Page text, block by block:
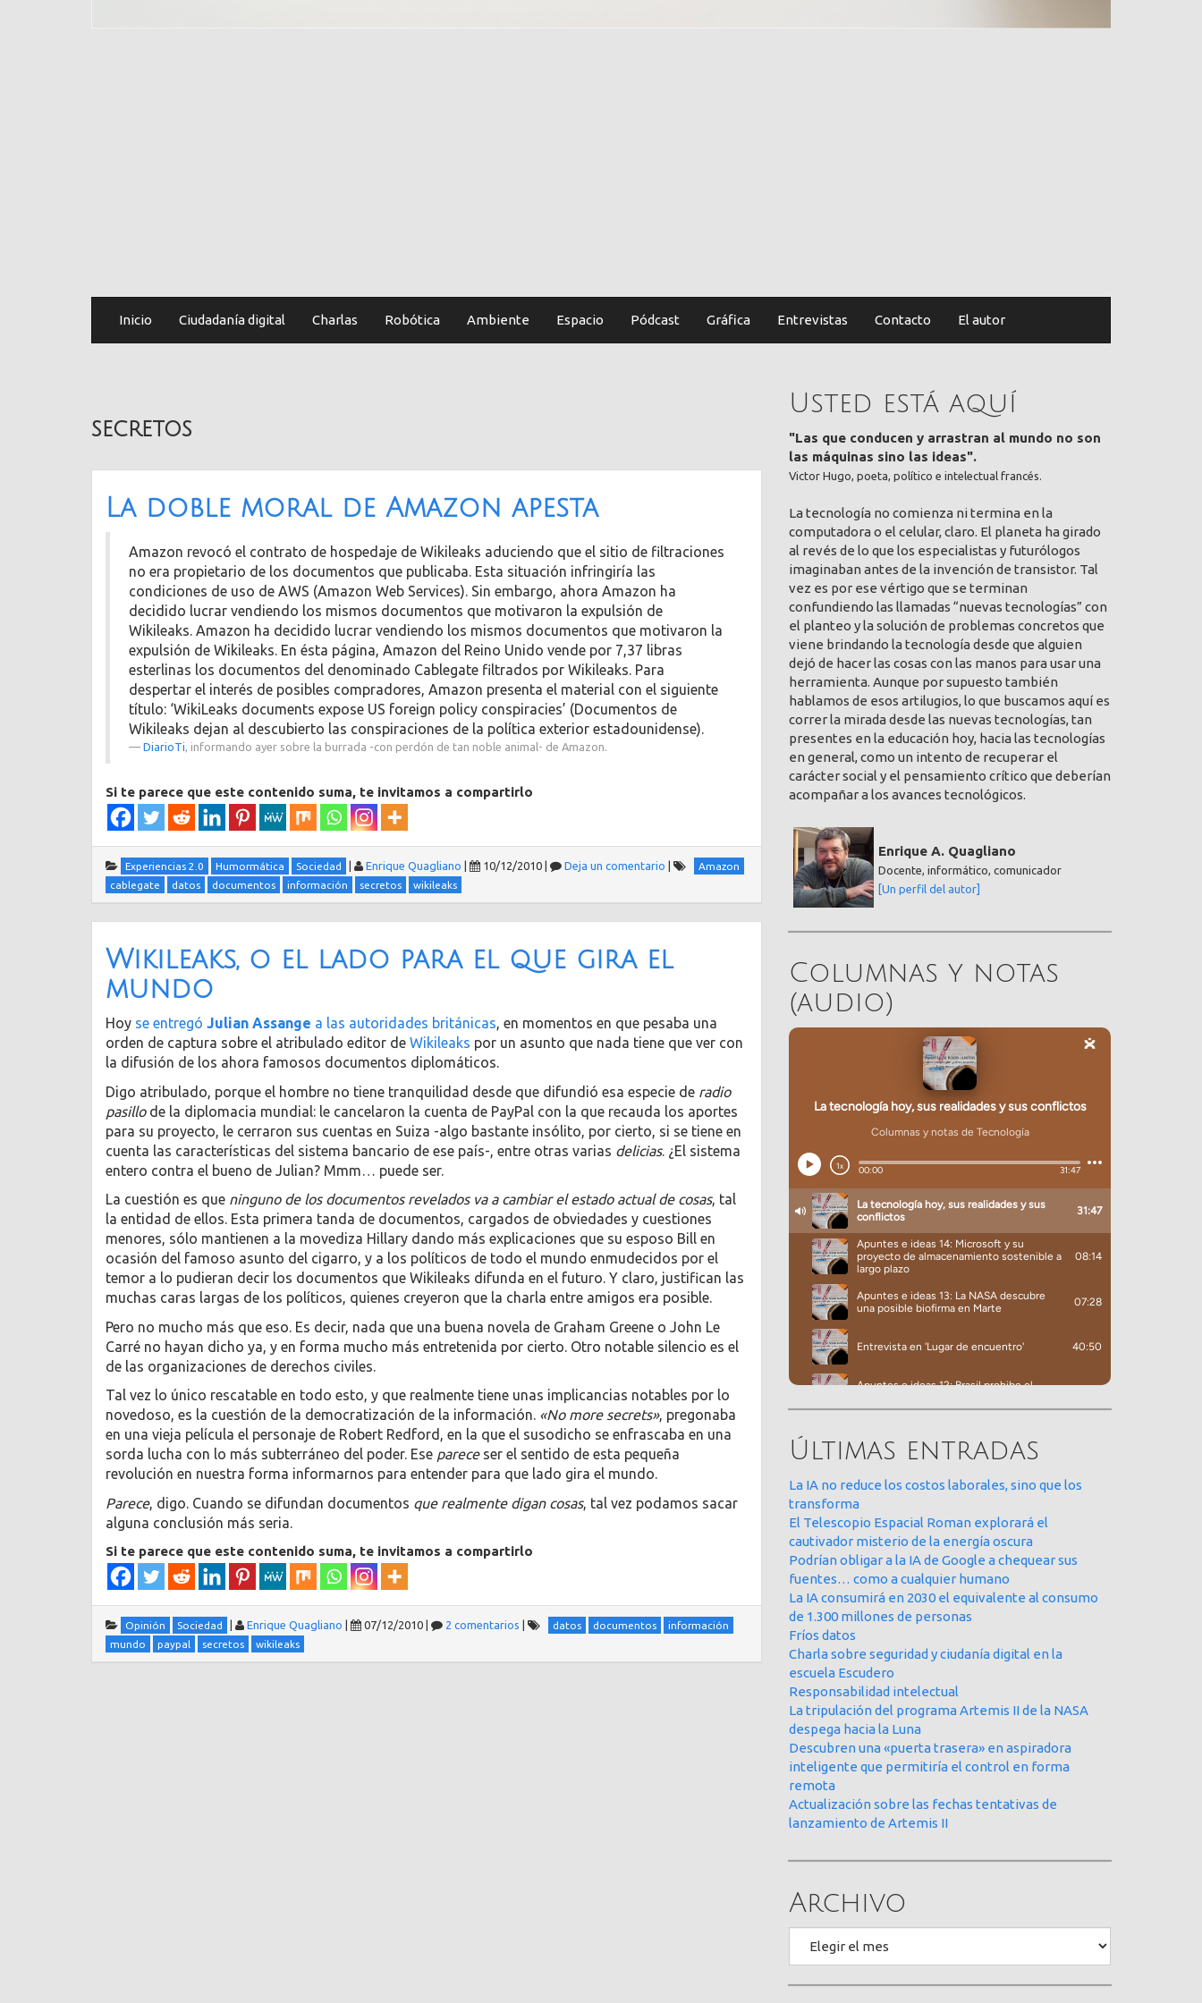
Inicio Ciudadanía digital Charlas Robótica Ambiente Espacio Pódcast Gráfica Entrevistas Contacto El autor
secretos
La doble moral de Amazon apesta
Amazon revocó el contrato de hospedaje de Wikileaks aduciendo que el sitio de filtraciones
no era propietario de los documentos que publicaba. Esta situación infringiría las
condiciones de uso de AWS (Amazon Web Services). Sin embargo, ahora Amazon ha
decidido lucrar vendiendo los mismos documentos que motivaron la expulsión de
Wikileaks. Amazon ha decidido lucrar vendiendo los mismos documentos que motivaron la
expulsión de Wikileaks. En ésta página, Amazon del Reino Unido vende por 7,37 libras
esterlinas los documentos del denominado Cablegate filtrados por Wikileaks. Para
despertar el interés de posibles compradores, Amazon presenta el material con el siguiente
título: ‘WikiLeaks documents expose US foreign policy conspiracies’ (Documentos de
Wikileaks dejan al descubierto las conspiraciones de la política exterior estadounidense).
DiarioTi , informando ayer sobre la burrada -con perdón de tan noble animal- de Amazon.
Si te parece que este contenido suma, te invitamos a compartirlo
Experiencias 2.0 Humormática Sociedad Enrique Quagliano 10/12/2010 Deja un comentario
Amazon
cablegate
datos documentos información secretos wikileaks
Wikileaks, o el lado para el que gira el
mundo
Hoy se entregó Julian Assange a las autoridades británicas, en momentos en que pesaba una
orden de captura sobre el atribulado editor de Wikileaks por un asunto que nada tiene que ver con
la difusión de los ahora famosos documentos diplomáticos.
Digo atribulado, porque el hombre no tiene tranquilidad desde que difundió esa especie de radio
pasillode la diplomacia mundial: le cancelaron la cuenta de PayPal con la que recauda los aportes
para su proyecto, le cerraron sus cuentas en Suiza -algo bastante insólito, por cierto, si se tiene en
cuenta las características del sistema bancario de ese país-, entre otras varias delicias. ¿El sistema
entero contra el bueno de Julian? Mmm… puede ser.
La cuestión es que ninguno de los documentos revelados va a cambiar el estado actual de cosas, tal
la entidad de ellos. Esta primera tanda de documentos, cargados de obviedades y cuestiones
menores, sólo mantienen a la movediza Hillary dando más explicaciones que su esposo Bill en
ocasión del famoso asunto del cigarro, y a los políticos de todo el mundo enmudecidos por el
temor a lo pudieran decir los documentos que Wikileaks difunda en el futuro. Y claro, justifican las
muchas caras largas de los políticos, quienes creyeron que la charla entre amigos era posible.
Pero no mucho más que eso. Es decir, nada que una buena novela de Graham Greene o John Le
Carré no hayan dicho ya, y en forma mucho más entretenida por cierto. Otro notable silencio es el
de las organizaciones de derechos civiles.
Tal vez lo único rescatable en todo esto, y que realmente tiene unas implicancias notables por lo
novedoso, es la cuestión de la democratización de la información. «No more secrets», pregonaba
en una vieja película el personaje de Robert Redford, en la que el susodicho se enfrascaba en una
sorda lucha con lo más subterráneo del poder. Ese pareceser el sentido de esta pequeña
revolución en nuestra forma informarnos para entender para que lado gira el mundo.
Parece, digo. Cuando se difundan documentos que realmente digan cosas, tal vez podamos sacar
alguna conclusión más seria.
Si te parece que este contenido suma, te invitamos a compartirlo
Opinión Sociedad Enrique Quagliano 07/12/2010 2 comentarios datos documentos
información
mundo
paypal secretos wikileaks
Usted está aquí
"Las que conducen y arrastran al mundo no son
las máquinas sino las ideas".
Victor Hugo, poeta, político e intelectual francés.
La tecnología no comienza ni termina en la
computadora o el celular, claro. El planeta ha girado
al revés de lo que los especialistas y futurólogos
imaginaban antes de la invención de transistor. Tal
vez es por ese vértigo que se terminan
confundiendo las llamadas “nuevas tecnologías” con
el planteo y la solución de problemas concretos que
viene brindando la tecnología desde que alguien
dejó de hacer las cosas con las manos para usar una
herramienta. Aunque por supuesto también
hablamos de esos artilugios, lo que buscamos aquí es
correr la mirada desde las nuevas tecnologías, tan
presentes en la educación hoy, hacia las tecnologías
en general, como un intento de recuperar el
carácter social y el pensamiento crítico que deberían
acompañar a los avances tecnológicos.
Enrique A. Quagliano
Docente, informático, comunicador
[Un perfil del autor]
Columnas y notas
(audio)
Últimas entradas
La IA no reduce los costos laborales, sino que los
transforma
El Telescopio Espacial Roman explorará el
cautivador misterio de la energía oscura
Podrían obligar a la IA de Google a chequear sus
fuentes… como a cualquier humano
La IA consumirá en 2030 el equivalente al consumo
de 1.300 millones de personas
Fríos datos
Charla sobre seguridad y ciudanía digital en la
escuela Escudero
Responsabilidad intelectual
La tripulación del programa Artemis II de la NASA
despega hacia la Luna
Descubren una «puerta trasera» en aspiradora
inteligente que permitiría el control en forma
remota
Actualización sobre las fechas tentativas de
lanzamiento de Artemis II
Archivo